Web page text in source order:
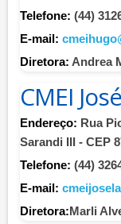
Telefone: (44)
E-mail:
Diretora: Andrea
CMEI
Endereço: Rua
Sarandi III - CEP
Telefone: (44)
E-mail:
Diretora:Marli